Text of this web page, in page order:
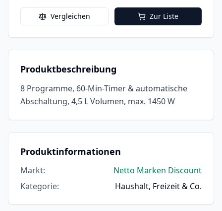
Vergleichen Zur Liste
Produktbeschreibung
8 Programme, 60-Min-Timer & automatische
Abschaltung, 4,5 L Volumen, max. 1450 W
Produktinformationen
Markt:
Netto Marken Discount
Kategorie: Haushalt, Freizeit & Co.